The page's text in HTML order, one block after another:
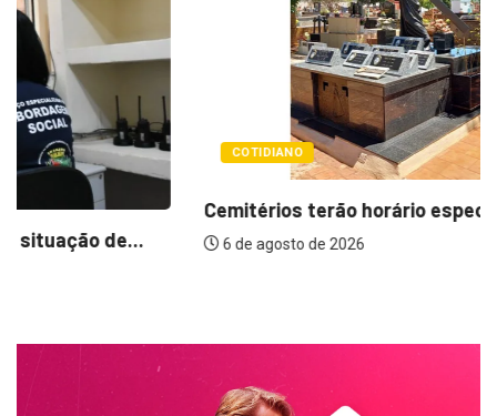
COTIDIANO
Cemitérios terão horário especial e missas no...
6 de agosto de 2026